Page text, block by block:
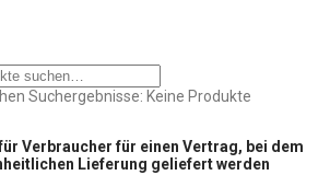
Suchergebnisse: Keine Produkte
Verbraucher für einen Vertrag, bei dem
Lieferung geliefert werden